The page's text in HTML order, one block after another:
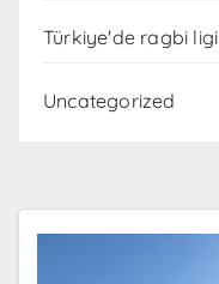
Türkiye'de ragbi ligi
Uncategorized